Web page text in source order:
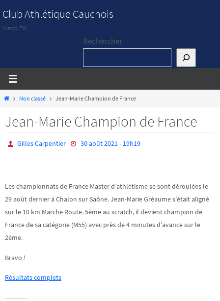
vers
le
Club Athlétique Cauchois
Yvetot (76)
Rechercher
HomeNon classé Jean-Marie Champion de France
Jean-Marie Champion de France
Gilles Carpentier 30 août 2021 - 19h19
Les championnats de France Master d’athlétisme se sont déroulées le
29 août dernier à Chalon sur Saône. Jean-Marie Gréaume s’était aligné
sur le 10 km Marche Route. 5ème au scratch, il devient champion de
France de sa catégorie (M55) avec près de 4 minutes d’avance sur le
2ème.
Bravo !
Résultats complets